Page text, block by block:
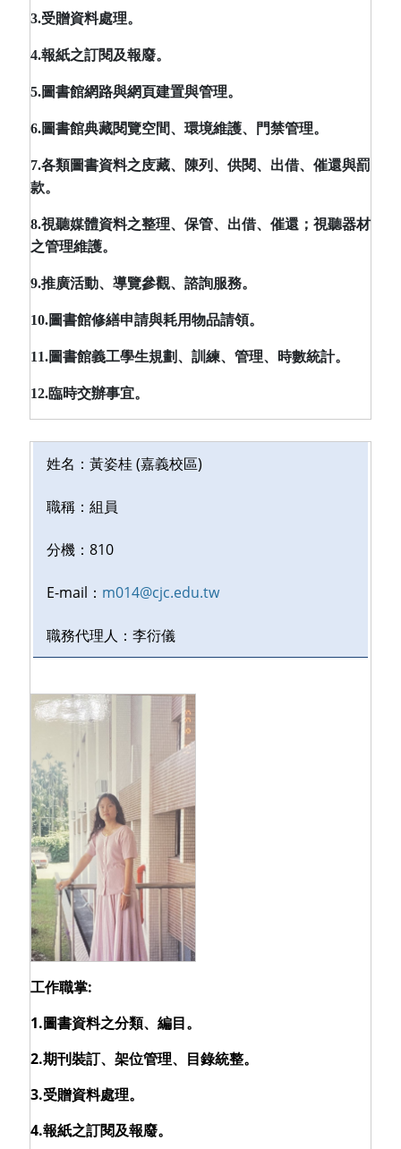
3.受贈資料處理。
4.報紙之訂閱及報廢。
5.圖書館網路與網頁建置與管理。
6.圖書館典藏閱覽空間、環境維護、門禁管理。
7.各類圖書資料之庋藏、陳列、供閱、出借、催還與罰
款。
8.視聽媒體資料之整理、保管、出借、催還；視聽器材
之管理維護。
9.推廣活動、導覽參觀、諮詢服務。
10.圖書館修繕申請與耗用物品請領。
11.圖書館義工學生規劃、訓練、管理、時數統計。
12.臨時交辦事宜。
姓名：黃姿桂(嘉義校區)
職稱： 組員
分機： 810
E-mail： m014@cjc.edu.tw
職務代理人： 李衍儀
工作職掌:
1.圖書資料之分類、編目。
2.期刊裝訂、架位管理、目錄統整。
3.受贈資料處理。
4.報紙之訂閱及報廢。